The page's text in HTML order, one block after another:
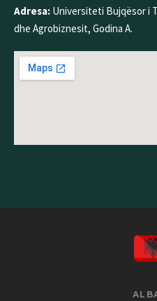
Adresa: Universiteti Bujqësor i
dhe Agrobiznesit, Godina A.